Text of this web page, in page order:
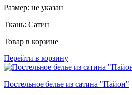
Размер: не указан
Ткань: Сатин
Товар в корзине
Перейти в корзину
Постельное белье из сатина "Пайон"